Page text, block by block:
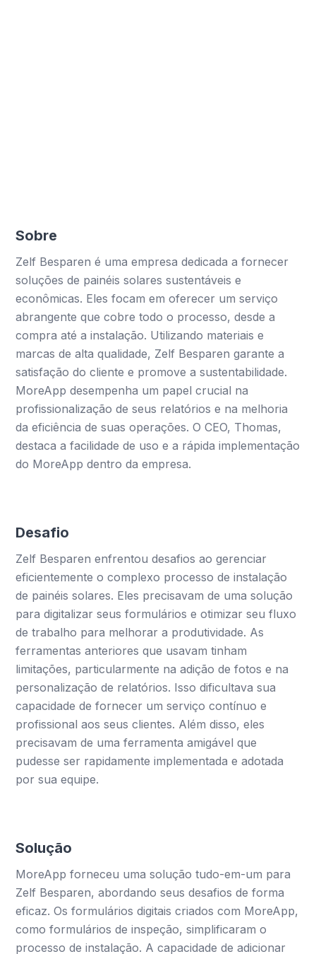
Sobre
Zelf Besparen é uma empresa dedicada a fornecer
soluções de painéis solares sustentáveis e
econômicas. Eles focam em oferecer um serviço
abrangente que cobre todo o processo, desde a
compra até a instalação. Utilizando materiais e
marcas de alta qualidade, Zelf Besparen garante a
satisfação do cliente e promove a sustentabilidade.
MoreApp desempenha um papel crucial na
profissionalização de seus relatórios e na melhoria
da eficiência de suas operações. O CEO, Thomas,
destaca a facilidade de uso e a rápida implementação
do MoreApp dentro da empresa.
Desafio
Zelf Besparen enfrentou desafios ao gerenciar
eficientemente o complexo processo de instalação
de painéis solares. Eles precisavam de uma solução
para digitalizar seus formulários e otimizar seu fluxo
de trabalho para melhorar a produtividade. As
ferramentas anteriores que usavam tinham
limitações, particularmente na adição de fotos e na
personalização de relatórios. Isso dificultava sua
capacidade de fornecer um serviço contínuo e
profissional aos seus clientes. Além disso, eles
precisavam de uma ferramenta amigável que
pudesse ser rapidamente implementada e adotada
por sua equipe.
Solução
MoreApp forneceu uma solução tudo-em-um para
Zelf Besparen, abordando seus desafios de forma
eficaz. Os formulários digitais criados com MoreApp,
como formulários de inspeção, simplificaram o
processo de instalação. A capacidade de adicionar